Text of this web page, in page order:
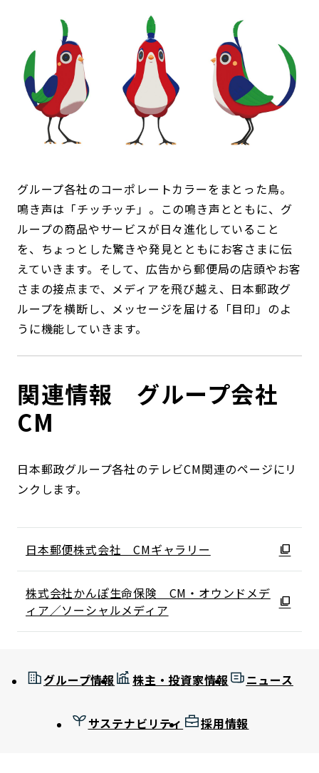
グループ各社のコーポレートカラーをまとった鳥。
鳴き声は「チッチッチ」。この鳴き声とともに、グ
ループの商品やサービスが日々進化していること
を、ちょっとした驚きや発見とともにお客さまに伝
えていきます。そして、広告から郵便局の店頭やお客
さまの接点まで、メディアを飛び越え、日本郵政グ
ループを横断し、メッセージを届ける「目印」のよ
うに機能していきます。
関連情報 グループ会社
CM
日本郵政グループ各社のテレビCM関連のページにリ
ンクします。
日本郵便株式会社 CMギャラリー
株式会社かんぽ生命保険 CM・オウンドメデ
ィア／ソーシャルメディア
グループ情報 株主・投資家情報 ニュース
サステナビリティ 採用情報